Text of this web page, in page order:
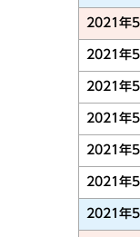
2021年
2021年
2021年
2021年
2021年
2021年
2021年